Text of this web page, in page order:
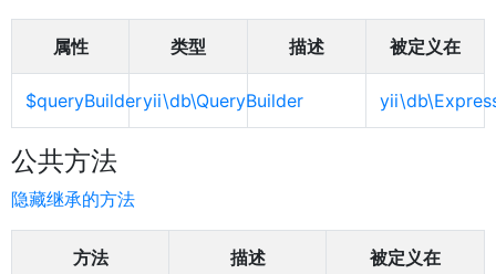
属性 类型 描述 被定义在
$queryBuilderyii\db\QueryBuilder
公共方法
隐藏继承的方法
方法 描述 被定义在